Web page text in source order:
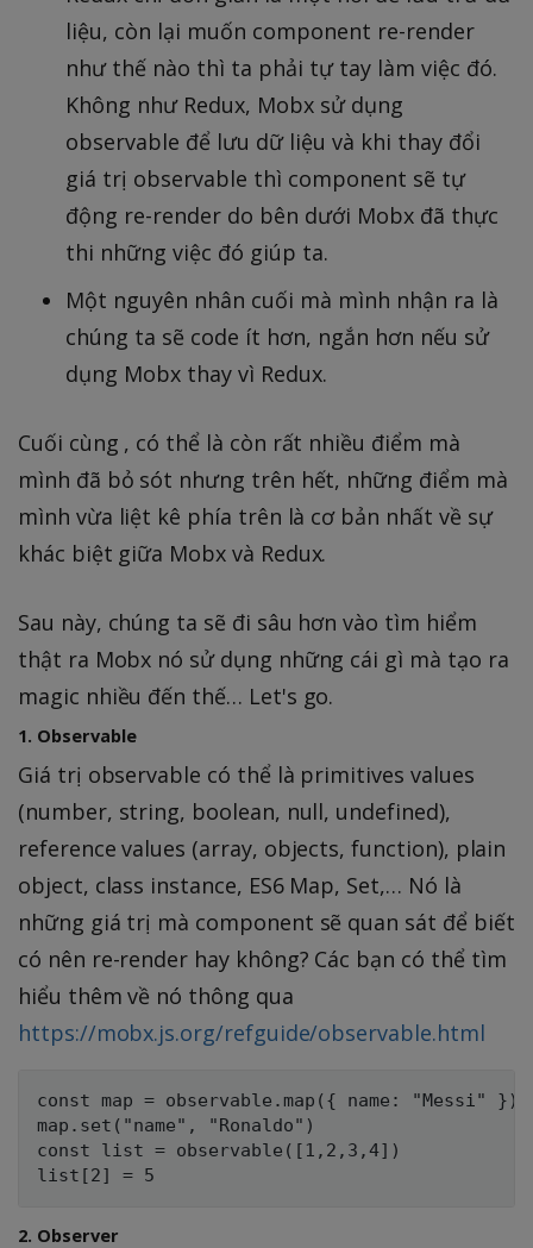
liệu, còn lại muốn component re-render
như thế nào thì ta phải tự tay làm việc đó.
Không như Redux, Mobx sử dụng
observable để lưu dữ liệu và khi thay đổi
giá trị observable thì component sẽ tự
động re-render do bên dưới Mobx đã thực
thi những việc đó giúp ta.
Một nguyên nhân cuối mà mình nhận ra là
chúng ta sẽ code ít hơn, ngắn hơn nếu sử
dụng Mobx thay vì Redux.
Cuối cùng , có thể là còn rất nhiều điểm mà
mình đã bỏ sót nhưng trên hết, những điểm mà
mình vừa liệt kê phía trên là cơ bản nhất về sự
khác biệt giữa Mobx và Redux.
Sau này, chúng ta sẽ đi sâu hơn vào tìm hiểm
thật ra Mobx nó sử dụng những cái gì mà tạo ra
magic nhiều đến thế… Let's go.
1. Observable
Giá trị observable có thể là primitives values
(number, string, boolean, null, undefined),
reference values (array, objects, function), plain
object, class instance, ES6 Map, Set,… Nó là
những giá trị mà component sẽ quan sát để biết
có nên re-render hay không? Các bạn có thể tìm
hiểu thêm về nó thông qua
https://mobx.js.org/refguide/observable.html
const map = observable.map({ name: "Messi" })
map.set("name", "Ronaldo")
const list = observable([1,2,3,4])
2. Observer